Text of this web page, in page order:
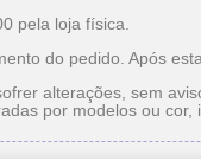
pela loja física.
do pedido. Após
alterações, sem
por modelos ou cor,